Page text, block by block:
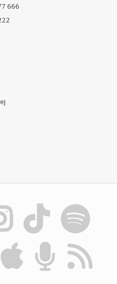
666